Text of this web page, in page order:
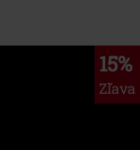
15%
Zľava